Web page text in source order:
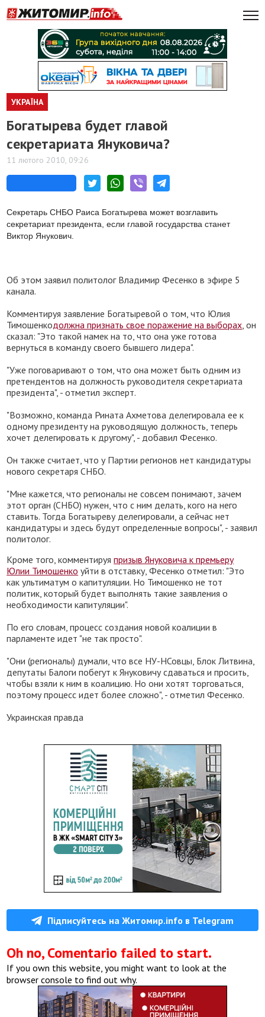
УКРАЇНА
Богатырева будет главой
секретариата Януковича?
11 лютого 2010, 09:26
Секретарь СНБО Раиса Богатырева может возглавить
секретариат президента, если главой государства станет
Виктор Янукович.
Об этом заявил политолог Владимир Фесенко в эфире 5
канала.
Комментируя заявление Богатыревой о том, что Юлия
Тимошенкодолжна признать свое поражение на выборах, он
сказал: "Это такой намек на то, что она уже готова
вернуться в команду своего бывшего лидера".
"Уже поговаривают о том, что она может быть одним из
претендентов на должность руководителя секретариата
президента", - отметил эксперт.
"Возможно, команда Рината Ахметова делегировала ее к
одному президенту на руководящую должность, теперь
хочет делегировать к другому", - добавил Фесенко.
Он также считает, что у Партии регионов нет кандидатуры
нового секретаря СНБО.
"Мне кажется, что регионалы не совсем понимают, зачем
этот орган (СНБО) нужен, что с ним делать, кого на него
ставить. Тогда Богатыреву делегировали, а сейчас нет
кандидатуры и здесь будут определенные вопросы", - заявил
политолог.
Кроме того, комментируяпризыв Януковича к премьеру
Юлии Тимошенко уйти в отставку, Фесенко отметил: "Это
как ультиматум о капитуляции. Но Тимошенко не тот
политик, который будет выполнять такие заявления о
необходимости капитуляции".
По его словам, процесс создания новой коалиции в
парламенте идет "не так просто".
"Они (регионалы) думали, что все НУ-НСовцы, Блок Литвина,
депутаты Балоги побегут к Януковичу сдаваться и просить,
чтобы взяли к ним в коалицию. Но они хотят торговаться,
поэтому процесс идет более сложно", - отметил Фесенко.
Украинская правда
Підписуйтесь на Житомир.info в Telegram
Oh no, Comentario failed to start.
If you own this website, you might want to look at the
browser console to find out why.